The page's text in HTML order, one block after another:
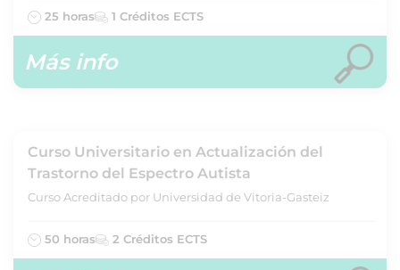
25 horas 1 Créditos ECTS
Más info
Curso Universitario en Actualización del
Trastorno del Espectro Autista
Curso Acreditado por Universidad de Vitoria-Gasteiz
50 horas 2 Créditos ECTS